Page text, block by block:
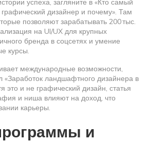
успеха, загляните в «Кто самый
дизайнер и почему». Там
позволяют зарабатывать 200 тыс.
на UI/UX для крупных
бренда в соцсетях и умение
курсы.
международные возможности,
«Заработок ландшафтного дизайнера в
это и не графический дизайн, статья
и ниша влияют на доход, что
карьеры.
и